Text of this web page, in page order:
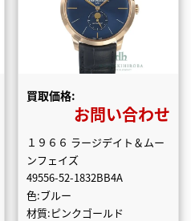
買取価格:
お問い合わせ
１９６６ ラージデイト＆ムー
ンフェイズ
49556-52-1832BB4A
色:ブルー
材質:ピンクゴールド